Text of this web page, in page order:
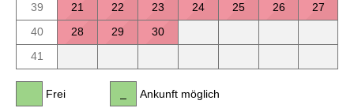
39
21 22 23 24 25 26
27
40
28 29
30
41
Frei Ankunft möglich